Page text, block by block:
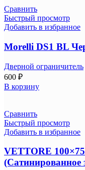
Сравнить
Быстрый просмотр
Добавить в избранное
Morelli DS1 BL
Дверной ограничитель
600 ₽
В корзину
Сравнить
Быстрый просмотр
Добавить в избранное
VETTORE
(Сатинированное